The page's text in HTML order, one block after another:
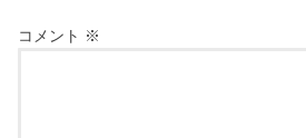
コメント ※